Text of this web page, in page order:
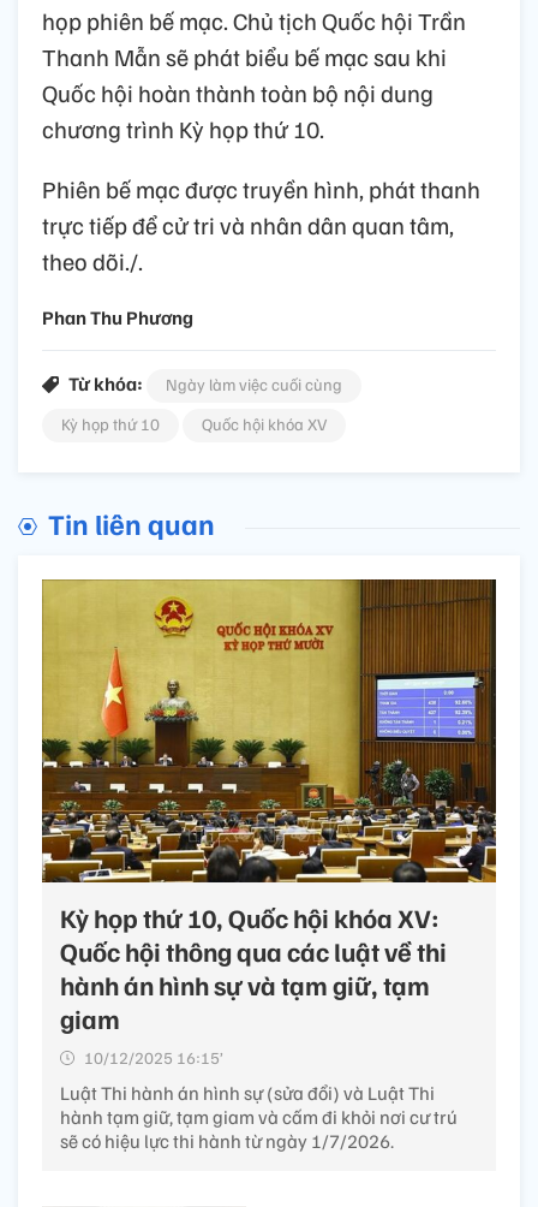
họp phiên bế mạc. Chủ tịch Quốc hội Trần
Thanh Mẫn sẽ phát biểu bế mạc sau khi
Quốc hội hoàn thành toàn bộ nội dung
chương trình Kỳ họp thứ 10.
Phiên bế mạc được truyền hình, phát thanh
trực tiếp để cử tri và nhân dân quan tâm,
theo dõi./.
Phan Thu Phương
Từ khóa:
Ngày làm việc cuối cùng
Kỳ họp thứ 10
Quốc hội khóa XV
Tin liên quan
Kỳ họp thứ 10, Quốc hội khóa XV:
Quốc hội thông qua các luật về thi
hành án hình sự và tạm giữ, tạm
giam
10/12/2025 16:15’
Luật Thi hành án hình sự (sửa đổi) và Luật Thi
hành tạm giữ, tạm giam và cấm đi khỏi nơi cư trú
sẽ có hiệu lực thi hành từ ngày 1/7/2026.